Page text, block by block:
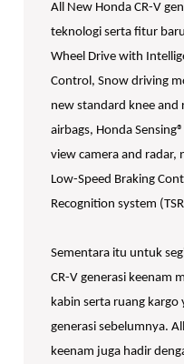
All New Honda CR-V
teknologi serta fitur
Wheel Drive with
Control, Snow driving
new standard knee and
airbags, Honda
view camera and radar,
Low-Speed Braking
Recognition system
Sementara itu untuk
CR-V generasi keenam
kabin serta ruang kargo
generasi sebelumnya.
keenam juga hadir